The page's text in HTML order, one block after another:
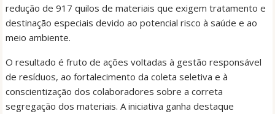
redução de 917 quilos de materiais que exigem tratamento e
destinação especiais devido ao potencial risco à saúde e ao
meio ambiente.
O resultado é fruto de ações voltadas à gestão responsável
de resíduos, ao fortalecimento da coleta seletiva e à
conscientização dos colaboradores sobre a correta
segregação dos materiais. A iniciativa ganha destaque